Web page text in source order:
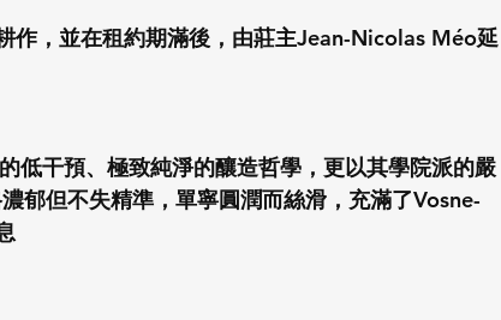
作，並在租約期滿後，由莊主Jean-Nicolas Méo延
低干預、極致純淨的釀造哲學，更以其學院派的嚴
郁但不失精準，單寧圓潤而絲滑，充滿了Vosne-